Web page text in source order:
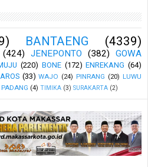
BANTAENG (4339)
(424) JENEPONTO (382)
GOWA
(220) BONE (172) ENREKANG (64)
(33) WAJO (24) PINRANG (20) LUWU
PADANG (4) TIMIKA (3) SURAKARTA (2)